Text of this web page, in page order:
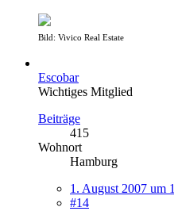
Bild: Vivico Real Estate
Escobar
Wichtiges Mitglied
Beiträge
415
Wohnort
Hamburg
1. August 2007 um
#14